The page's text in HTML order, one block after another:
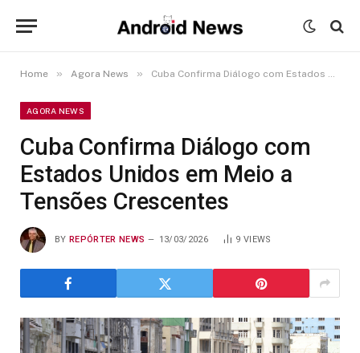
Home » Agora News » Cuba Confirma Diálogo com Estados Unidos em Meio a Tensões Crescentes
AGORA NEWS
Cuba Confirma Diálogo com
Estados Unidos em Meio a
Tensões Crescentes
BY REPÓRTER NEWS 13/03/2026 9 VIEWS